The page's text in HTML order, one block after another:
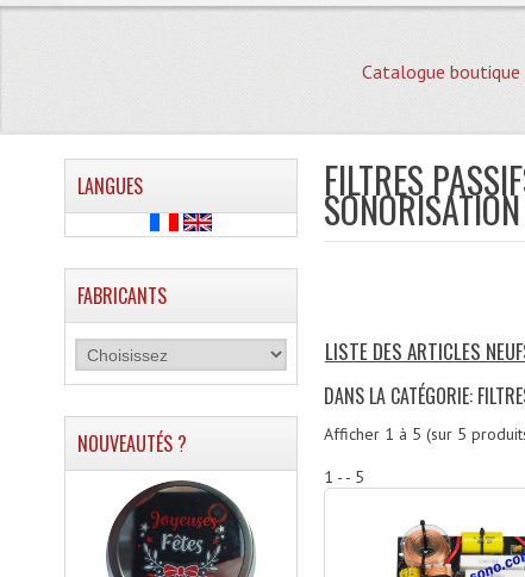
Catalogue
FILTRES
SONORISATION
LISTE DES ARTICLES
DANS LA CATÉGORIE:
Afficher 1 à 5 (sur 5
1 - - 5
LANGUES
FABRICANTS
NOUVEAUTÉS ?